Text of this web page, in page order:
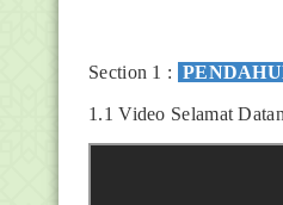
Section 1 :
1.1 Video Selamat